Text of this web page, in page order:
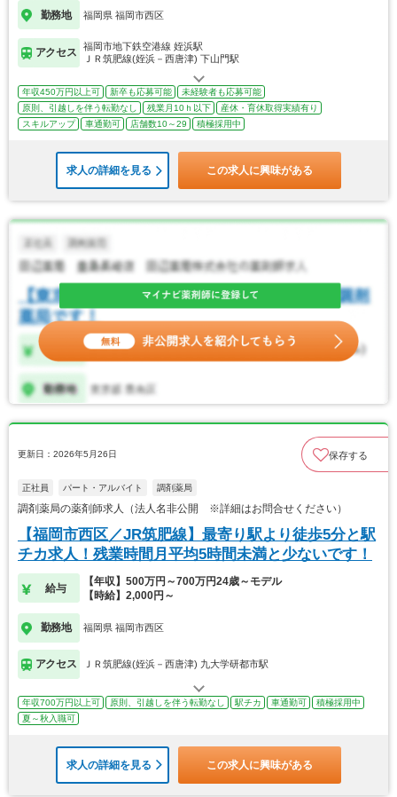
勤務地 福岡県 福岡市西区
アクセス
福岡市地下鉄空港線 姪浜駅
ＪＲ筑肥線(姪浜－西唐津) 下山門駅
年収450万円以上可 新卒も応募可能
未経験者も応募可能
原則、引越しを伴う転勤なし
残業月10ｈ以下
産休・育休取得実績有り
スキルアップ
車通勤可 店舗数10～29 積極採用中
求人の詳細を見る この求人に興味がある
更新日：2026年5月26日 保存する
正社員 パート・アルバイト 調剤薬局
調剤薬局の薬剤師求人（法人名非公開 ※詳細はお問合せください）
【福岡市西区／JR筑肥線】最寄り駅より徒歩5分と駅
チカ求人！残業時間月平均5時間未満と少ないです！
給与
【年収】500万円～700万円24歳～モデル
【時給】2,000円～
勤務地 福岡県 福岡市西区
アクセス ＪＲ筑肥線(姪浜－西唐津) 九大学研都市駅
年収700万円以上可 原則、引越しを伴う転勤なし 駅チカ 車通勤可
積極採用中
夏～秋入職可
求人の詳細を見る この求人に興味がある